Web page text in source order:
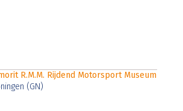
R.M.M. Rijdend Motorsport Museum
(GN)